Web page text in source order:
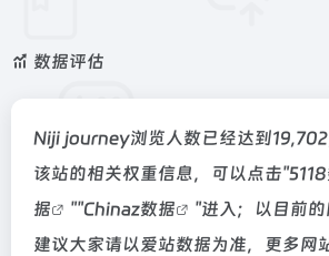
数据评估
Niji journey浏览人数已经达到
该站的相关权重信息，可以点击"
据
""Chinaz数据
"进入；以目前的
建议大家请以爱站数据为准，更多网